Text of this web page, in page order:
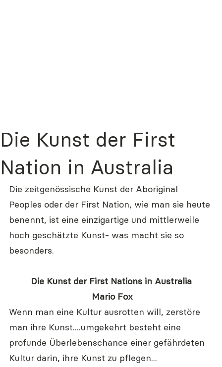
Die Kunst der First
Nation in Australia
Die zeitgenössische Kunst der Aboriginal
Peoples oder der First Nation, wie man sie heute
benennt, ist eine einzigartige und mittlerweile
hoch geschätzte Kunst- was macht sie so
besonders.
Die Kunst der First Nations in Australia
Mario Fox
Wenn man eine Kultur ausrotten will, zerstöre
man ihre Kunst....umgekehrt besteht eine
profunde Überlebenschance einer gefährdeten
Kultur darin, ihre Kunst zu pflegen...